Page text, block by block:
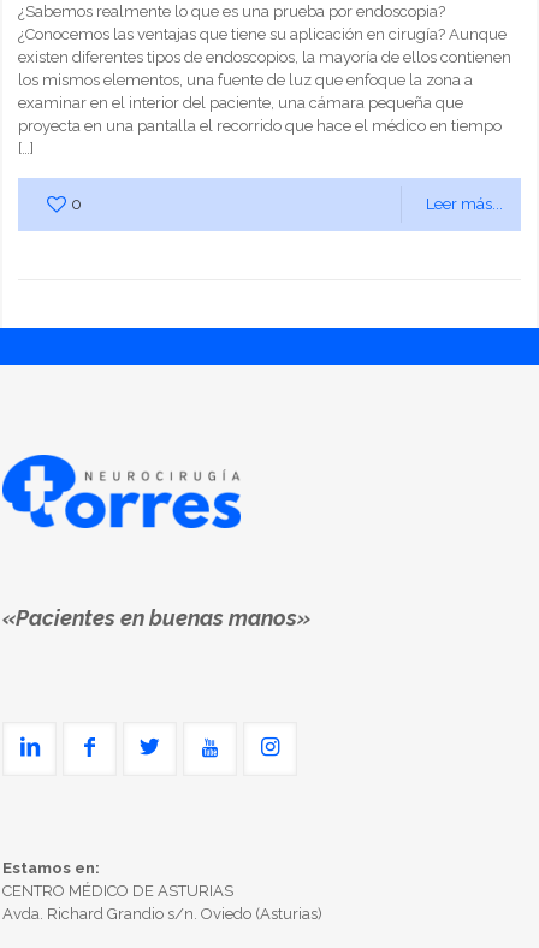
¿Sabemos realmente lo que es una prueba por endoscopia?
¿Conocemos las ventajas que tiene su aplicación en cirugía? Aunque
existen diferentes tipos de endoscopios, la mayoría de ellos contienen
los mismos elementos, una fuente de luz que enfoque la zona a
examinar en el interior del paciente, una cámara pequeña que
proyecta en una pantalla el recorrido que hace el médico en tiempo
[…]
0 Leer más...
«Pacientes en buenas manos»
Estamos en:
CENTRO MÉDICO DE ASTURIAS
Avda. Richard Grandio s/n. Oviedo (Asturias)